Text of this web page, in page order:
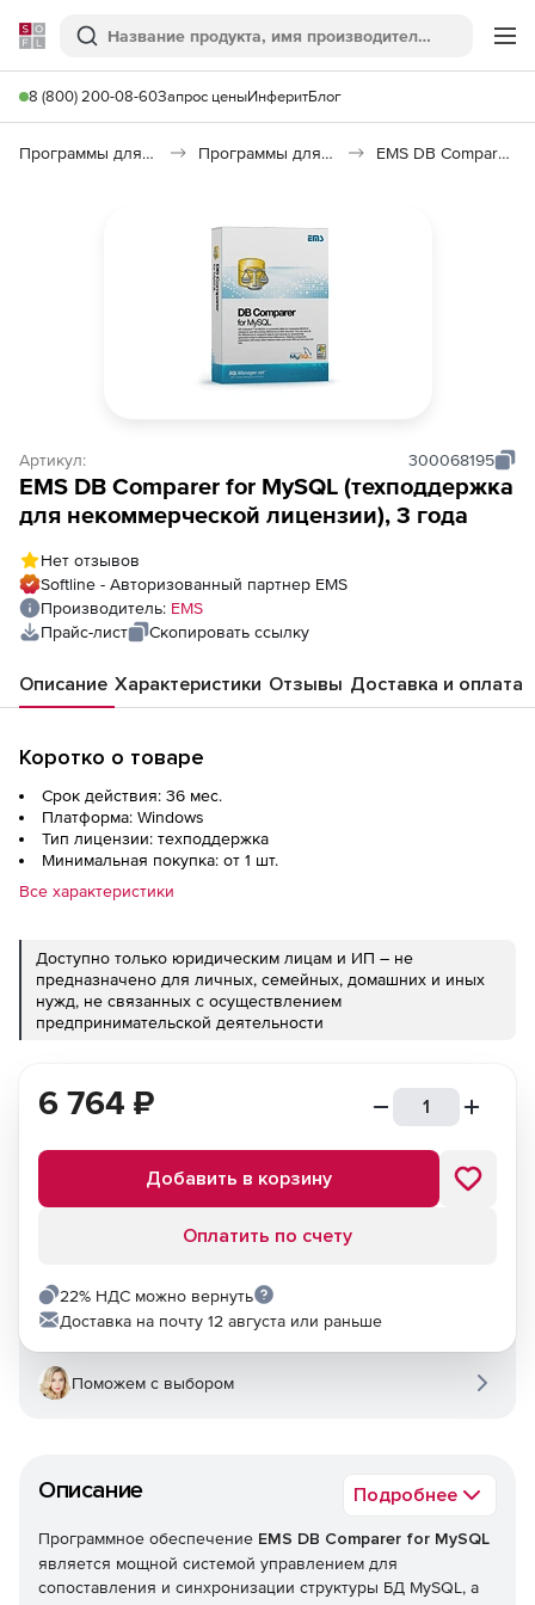
Softline
Поиск
8 (800) 200-08-60Запрос ценыИнферитБлог
Программы для программирования Программы для работы с базами данных EMS DB Comparer for MySQL
Артикул: 300068195
EMS DB Comparer for MySQL (техподдержка
для некоммерческой лицензии), 3 года
Нет отзывов
Softline - Авторизованный партнер EMS
Производитель: EMS
Прайс-лист
Скопировать ссылку
Описание Характеристики Отзывы Доставка и оплата
Коротко о товаре
Срок действия: 36 мес.
Платформа: Windows
Тип лицензии: техподдержка
Минимальная покупка: от 1 шт.
Все характеристики
Доступно только юридическим лицам и ИП – не
предназначено для личных, семейных, домашних и иных
нужд, не связанных с осуществлением
предпринимательской деятельности
Описание Подробнее
Программное обеспечение EMS DB Comparer for MySQL
является мощной системой управлением для
сопоставления и синхронизации структуры БД MySQL, а
6 764 ₽
Добавить в корзину
Оплатить по счету
22% НДС можно вернуть
Доставка на почту 12 августа или раньше
Поможем с выбором